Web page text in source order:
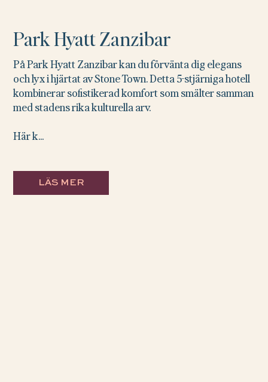
LÄS MER
Park Hyatt Zanzibar
På Park Hyatt Zanzibar kan du förvänta dig elegans
och lyx i hjärtat av Stone Town. Detta 5-stjärniga hotell
kombinerar sofistikerad komfort som smälter samman
med stadens rika kulturella arv.
Här k...